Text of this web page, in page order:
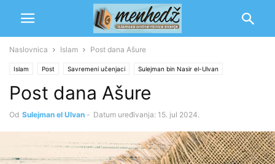
Naslovnica Islam Post dana Ašure
Islam Post Savremeni učenjaci Sulejman bin Nasir el-Ulvan
Post dana Ašure
Od Sulejman el Ulvan - Datum uređivanja: 15. jul 2024.